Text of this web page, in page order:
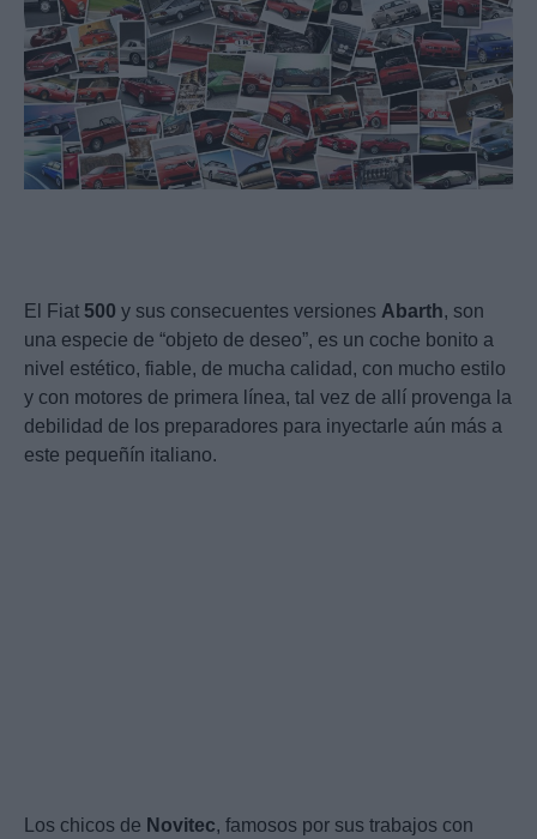
El Fiat 500 y sus consecuentes versiones Abarth, son
una especie de “objeto de deseo”, es un coche bonito a
nivel estético, fiable, de mucha calidad, con mucho estilo
y con motores de primera línea, tal vez de allí provenga la
debilidad de los preparadores para inyectarle aún más a
este pequeñín italiano.
Los chicos de Novitec, famosos por sus trabajos con